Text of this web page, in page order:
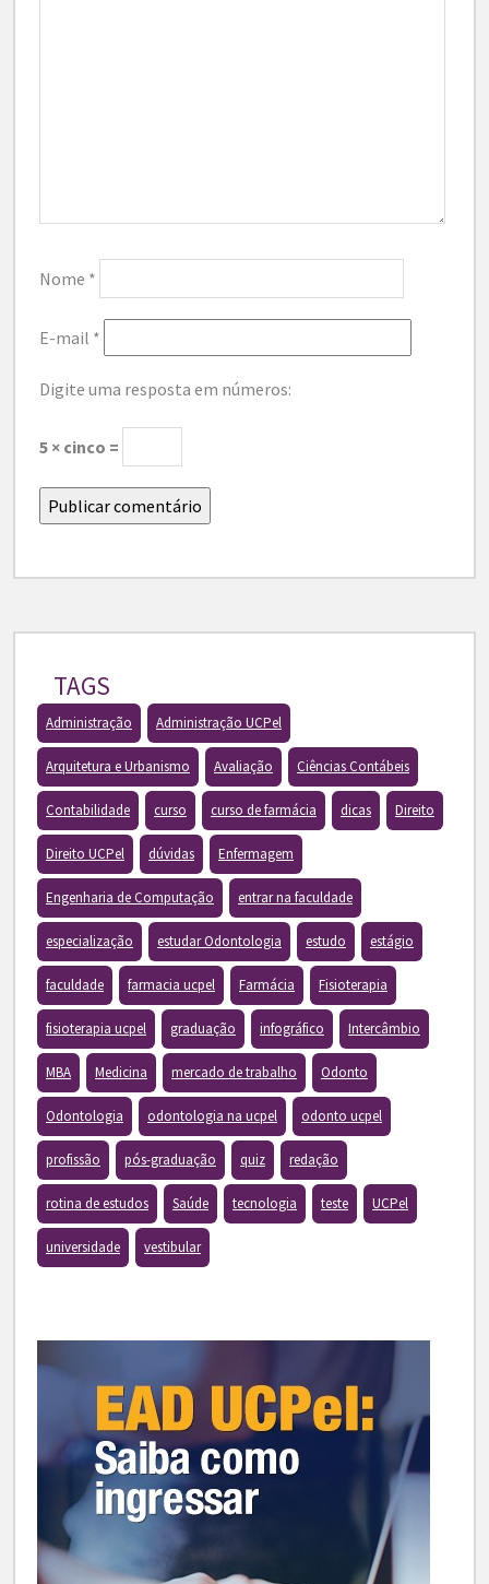
Nome *
E-mail *
Digite uma resposta em números:
5 × cinco =
TAGS
Administração Administração UCPel
Arquitetura e Urbanismo Avaliação Ciências Contábeis
Contabilidade curso curso de farmácia dicas Direito
Direito UCPel dúvidas Enfermagem
Engenharia de Computação entrar na faculdade
especialização estudar Odontologia estudo estágio
faculdade farmacia ucpel Farmácia Fisioterapia
fisioterapia ucpel graduação infográfico Intercâmbio
MBA Medicina mercado de trabalho Odonto
Odontologia odontologia na ucpel odonto ucpel
profissão pós-graduação quiz redação
rotina de estudos Saúde tecnologia teste UCPel
universidade vestibular